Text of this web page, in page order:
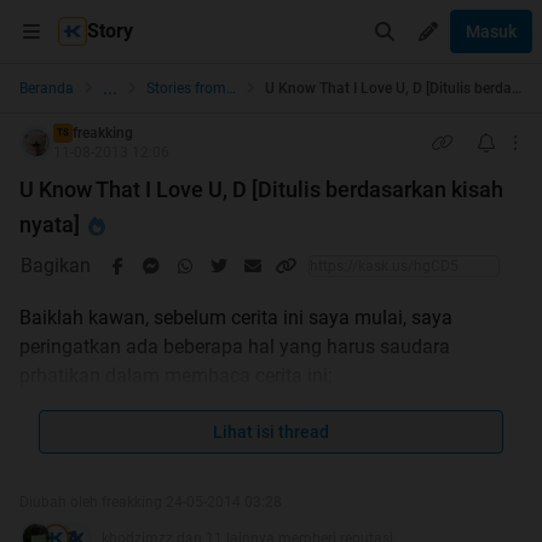
Story Masuk
Beranda ... Stories from the Heart
TS
freakking
U Know That I Love U, D [Ditulis berdasarkan kisah
nyata]
Bagikan
Baiklah kawan, sebelum cerita ini saya mulai, saya
peringatkan ada beberapa hal yang harus saudara
point 1, cerita ini berdasarkan kisah nyata, tokoh dalam
jangan beritahukan bahwa saya memasukkan mereka
Lihat isi thread